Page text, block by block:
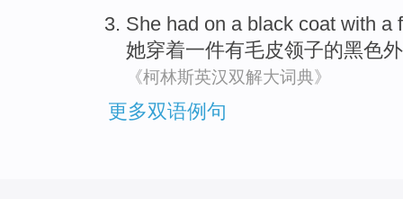
She had on a black coat with a
她穿着一件有毛皮领子的黑色
《柯林斯英汉双解大词典》
更多双语例句